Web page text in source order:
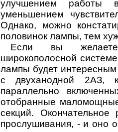
улучшением работы
уменьшением
Однако, можно
половинок лампы, тем
Если вы желаете
широкополосной
лампы будет
с двуханодной 2АЗ,
параллельно
отобранные
секций.
прослушивания, - и оно